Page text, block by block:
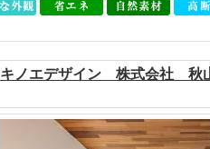
キノエデザイン 株式会社 秋